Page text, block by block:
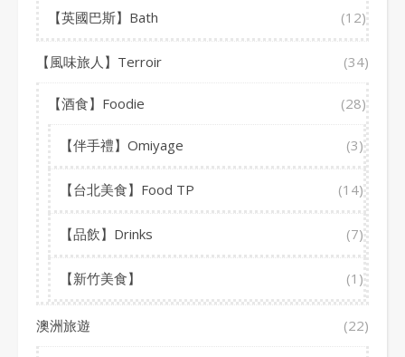
【英國巴斯】Bath (12)
【風味旅人】Terroir (34)
【酒食】Foodie (28)
【伴手禮】Omiyage (3)
【台北美食】Food TP (14)
【品飲】Drinks (7)
【新竹美食】 (1)
澳洲旅遊 (22)